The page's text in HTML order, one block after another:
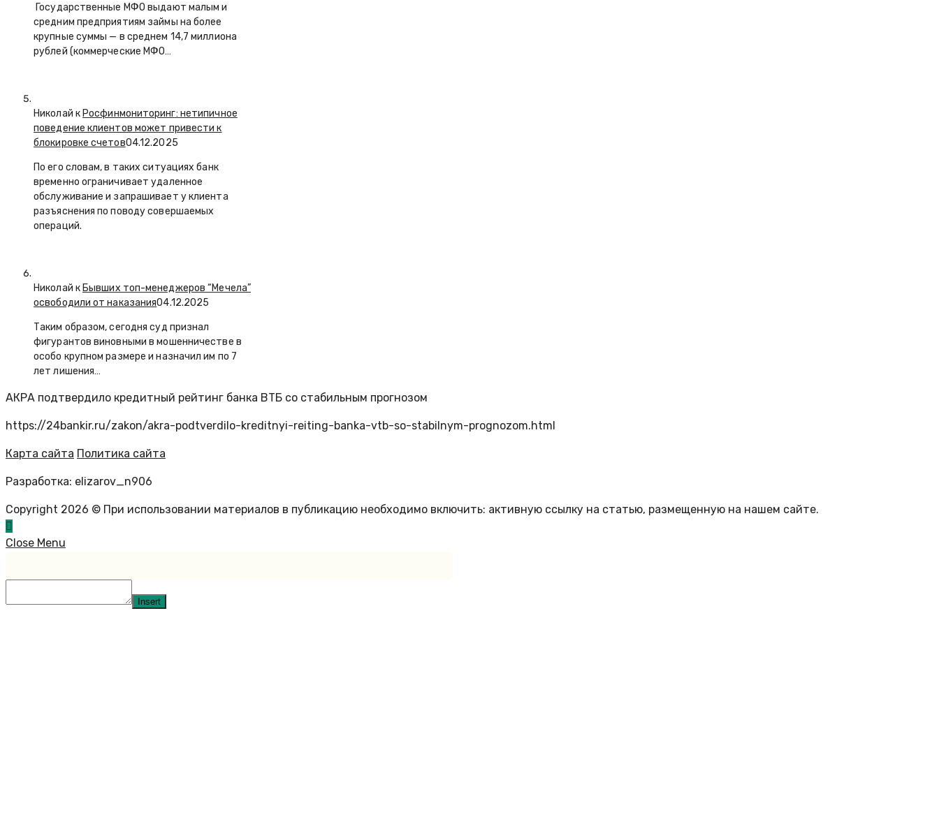
Государственные МФО выдают малым и
средним предприятиям займы на более
крупные суммы — в среднем 14,7 миллиона
рублей (коммерческие МФО…
Николай к Росфинмониторинг: нетипичное
поведение клиентов может привести к
блокировке счетов04.12.2025
По его словам, в таких ситуациях банк
временно ограничивает удаленное
обслуживание и запрашивает у клиента
разъяснения по поводу совершаемых
операций.
Николай к Бывших топ-менеджеров “Мечела”
освободили от наказания04.12.2025
Таким образом, сегодня суд признал
фигурантов виновными в мошенничестве в
особо крупном размере и назначил им по 7
лет лишения…
АКРА подтвердило кредитный рейтинг банка ВТБ со стабильным прогнозом
https://24bankir.ru/zakon/akra-podtverdilo-kreditnyi-reiting-banka-vtb-so-stabilnym-prognozom.html
Карта сайта Политика сайта
Разработка: elizarov_n906
Copyright 2026 © При использовании материалов в публикацию необходимо включить: активную ссылку на статью, размещенную на нашем сайте.
Close Menu
Insert